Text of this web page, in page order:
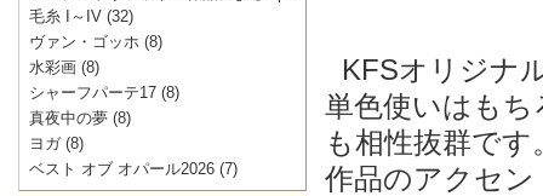
KFSオリジナ
単色使いはも
も相性抜群です
作品のアクセ
毛糸 I～IV (32)
ヴァン・ゴッホ (8)
水彩画 (8)
シャーフパーテ17 (8)
真夜中の夢 (8)
ヨガ(8)
ベスト オブ オパール2026 (7)